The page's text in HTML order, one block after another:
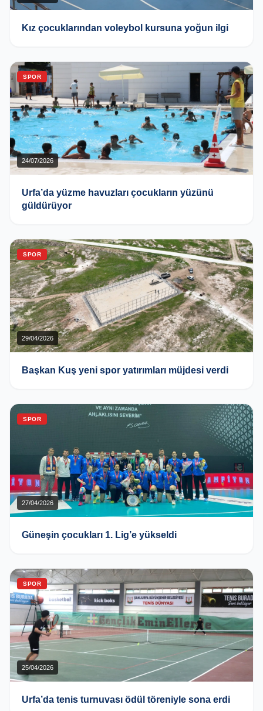
Kız çocuklarından voleybol kursuna yoğun ilgi
SPOR
24/07/2026
Urfa’da yüzme havuzları çocukların yüzünü
güldürüyor
SPOR
29/04/2026
Başkan Kuş yeni spor yatırımları müjdesi verdi
SPOR
27/04/2026
Güneşin çocukları 1. Lig’e yükseldi
SPOR
25/04/2026
Urfa’da tenis turnuvası ödül töreniyle sona erdi